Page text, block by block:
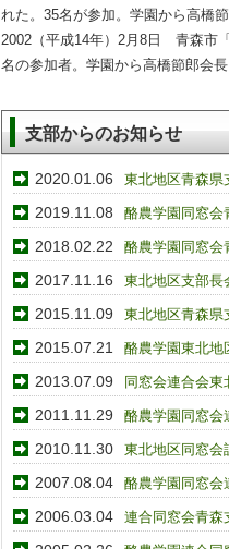
れた。35名が参加。学園から高橋
2002（平成14年）2月8日 青森市
名の参加者。学園から高橋節郎会
支部からのお知らせ
2020.01.06 東北地区青森県
2019.11.08 酪農学園同窓会
2018.02.22 酪農学園同窓会
2017.11.16 東北地区支部長
2015.11.09 東北地区青森県
2015.07.21 酪農学園東北地
2013.07.09 同窓会連合会東
2011.11.29 酪農学園同窓会
2010.11.30 東北地区同窓会
2007.08.04 酪農学園同窓会
2006.03.04 連合同窓会青森